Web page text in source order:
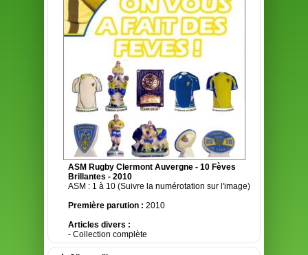
ASM Rugby Clermont Auvergne - 10 Fèves
Brillantes - 2010
ASM : 1 à 10 (Suivre la numérotation sur l'image)
Première parution : 2010
Articles divers :
- Collection complète